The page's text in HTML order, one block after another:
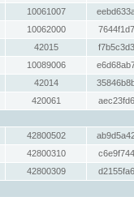
10061007
10062000
42015
10089006
42014
420061
42800502
42800310
42800309